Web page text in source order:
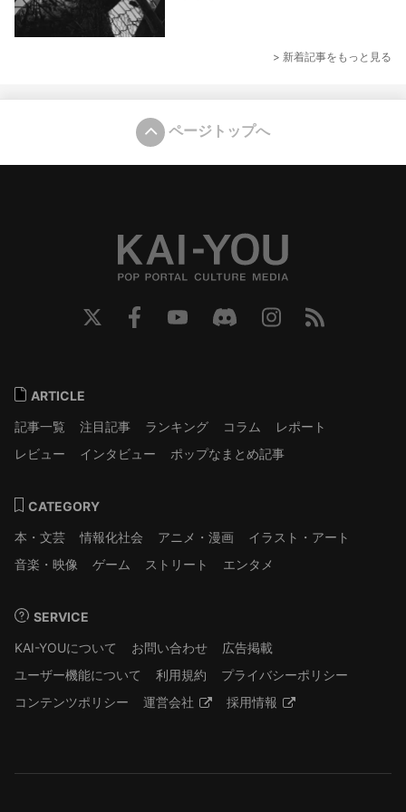
> 新着記事をもっと見る
ページトップへ
ARTICLE
記事一覧
注目記事 ランキング コラム
レポート
レビュー
インタビュー ポップなまとめ記事
CATEGORY
本・文芸
情報化社会 アニメ・漫画
イラスト・アート
音楽・映像
ゲーム ストリート エンタメ
SERVICE
KAI-YOUについて
お問い合わせ
広告掲載
ユーザー機能について
利用規約
プライバシーポリシー
コンテンツポリシー
運営会社 採用情報